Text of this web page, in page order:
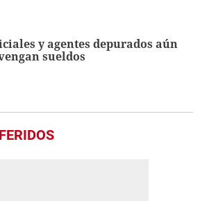
y agentes depurados aún
sueldos